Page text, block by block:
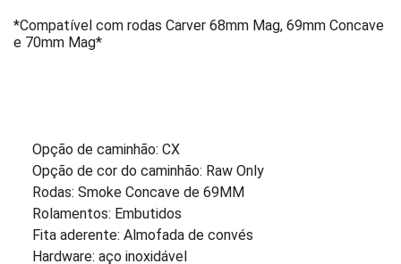
*Compatível com rodas Carver 68mm Mag, 69mm Concave
e 70mm Mag*
Opção de caminhão: CX
Opção de cor do caminhão: Raw Only
Rodas: Smoke Concave de 69MM
Rolamentos: Embutidos
Fita aderente: Almofada de convés
Hardware: aço inoxidável